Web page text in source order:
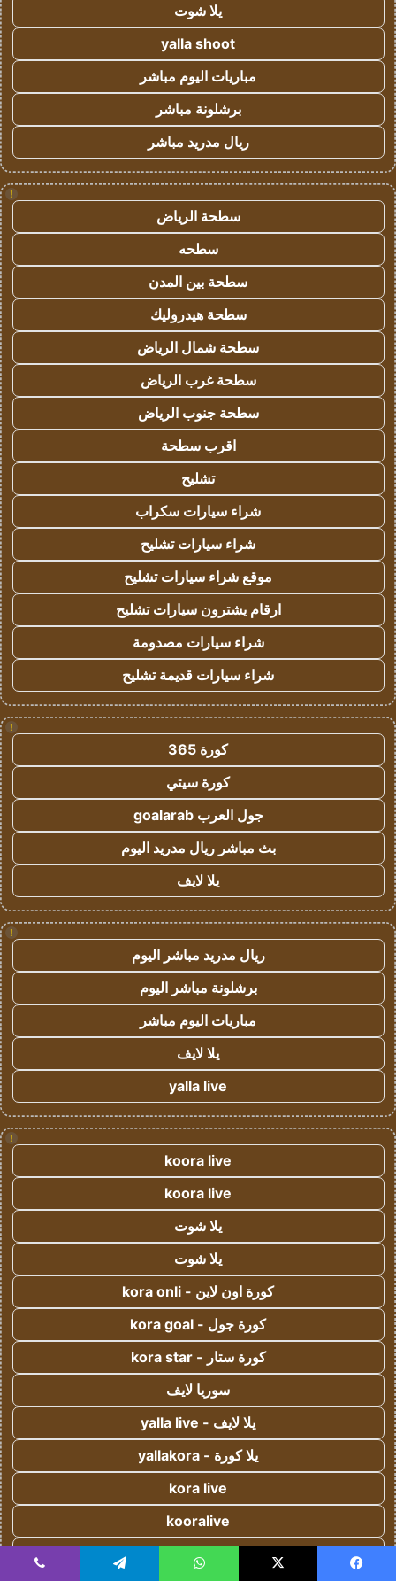
يلا شوت
yalla shoot
مباريات اليوم مباشر
برشلونة مباشر
ريال مدريد مباشر
!
سطحة الرياض
سطحه
سطحة بين المدن
سطحة هيدروليك
سطحة شمال الرياض
سطحة غرب الرياض
سطحة جنوب الرياض
اقرب سطحة
تشليح
شراء سيارات سكراب
شراء سيارات تشليح
موقع شراء سيارات تشليح
ارقام يشترون سيارات تشليح
شراء سيارات مصدومة
شراء سيارات قديمة تشليح
!
كورة 365
كورة سيتي
جول العرب goalarab
بث مباشر ريال مدريد اليوم
يلا لايف
!
ريال مدريد مباشر اليوم
برشلونة مباشر اليوم
مباريات اليوم مباشر
يلا لايف
yalla live
!
koora live
koora live
يلا شوت
يلا شوت
كورة اون لاين - kora onli
كورة جول - kora goal
كورة ستار - kora star
سوريا لايف
يلا لايف - yalla live
يلا كورة - yallakora
kora live
kooralive
koora 365